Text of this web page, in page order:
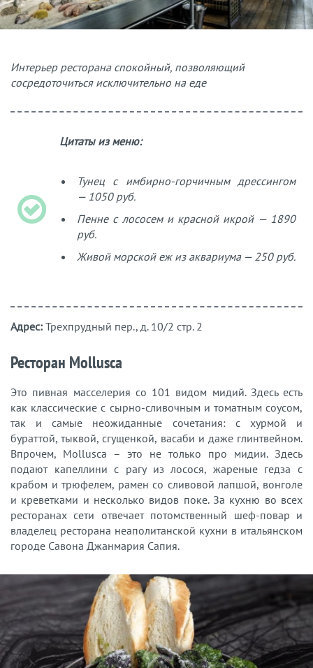
Интерьер ресторана спокойный, позволяющий
сосредоточиться исключительно на еде
Цитаты из меню:
Тунец с имбирно-горчичным дрессингом
— 1050 руб.
Пенне с лососем и красной икрой — 1890
руб.
Живой морской еж из аквариума — 250 руб.
Адрес: Трехпрудный пер., д. 10/2 стр. 2
Ресторан Mollusca
Это пивная масселерия со 101 видом мидий. Здесь есть
как классические с сырно-сливочным и томатным соусом,
так и самые неожиданные сочетания: с хурмой и
бураттой, тыквой, сгущенкой, васаби и даже глинтвейном.
Впрочем, Mollusca – это не только про мидии. Здесь
подают капеллини с рагу из лосося, жареные гедза с
крабом и трюфелем, рамен со сливовой лапшой, вонголе
и креветками и несколько видов поке. За кухню во всех
ресторанах сети отвечает потомственный шеф-повар и
владелец ресторана неаполитанской кухни в итальянском
городе Савона Джанмария Сапия.